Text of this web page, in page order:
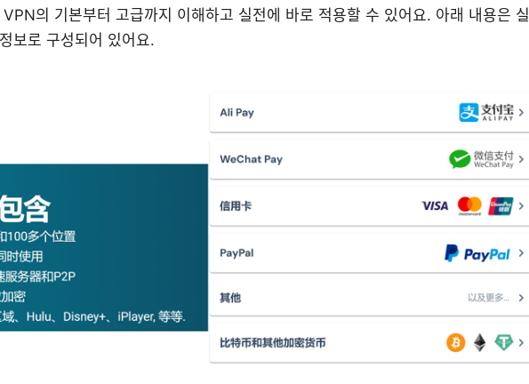
의 기본부터 고급까지 이해하고 실전에 바로 적용할 수 있어요. 아래 내용은 실
보로 구성되어 있어요.